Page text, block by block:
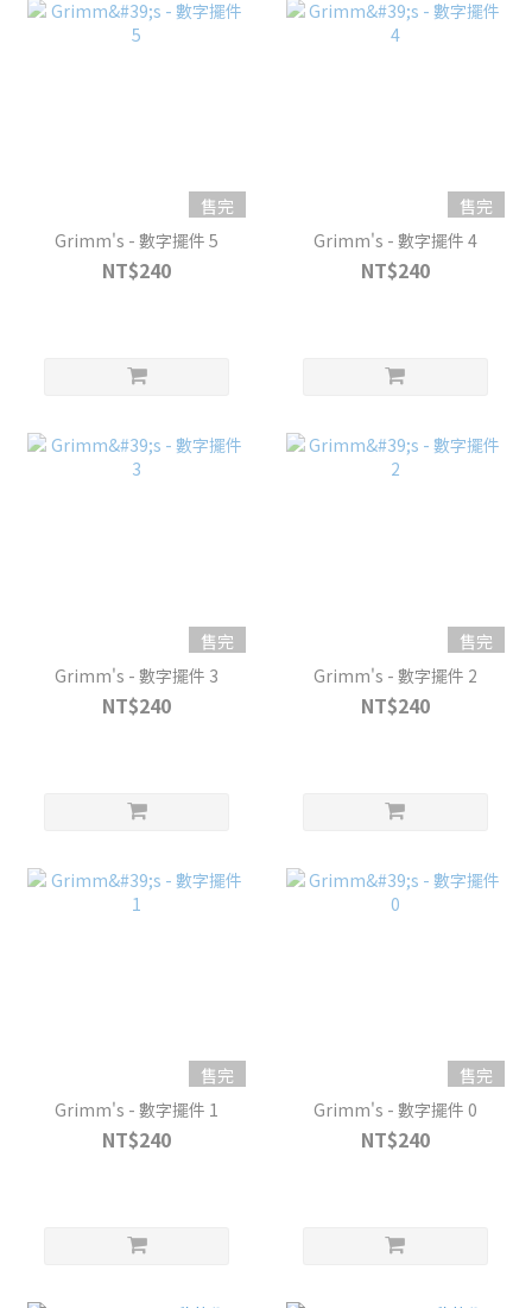
售完
Grimm's - 數字擺件 5
NT$240
售完
Grimm's - 數字擺件 4
NT$240
售完
Grimm's - 數字擺件 3
NT$240
售完
Grimm's - 數字擺件 2
NT$240
售完
Grimm's - 數字擺件 1
NT$240
售完
Grimm's - 數字擺件 0
NT$240